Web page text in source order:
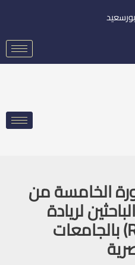
الخامسة من
لريادة
الأعمال (R2E) بالجامعات